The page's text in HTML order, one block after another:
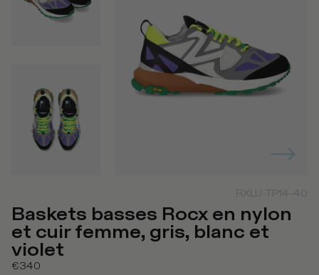
RXLU-TP14-40
Baskets basses Rocx en nylon
et cuir femme, gris, blanc et
violet
€340